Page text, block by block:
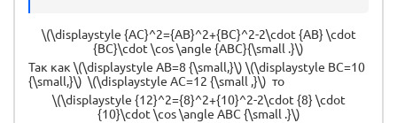
\(\displaystyle {AC}^2={AB}^2+{BC}^2-2\cdot {AB} \cdot
{BC}\cdot \cos \angle {ABC}{\small .}\)
Так как \(\displaystyle AB=8 {\small,}\) \(\displaystyle BC=10
{\small,}\) \(\displaystyle AC=12 {\small ,}\) то
\(\displaystyle {12}^2={8}^2+{10}^2-2\cdot {8} \cdot
{10}\cdot \cos \angle ABC {\small .}\)